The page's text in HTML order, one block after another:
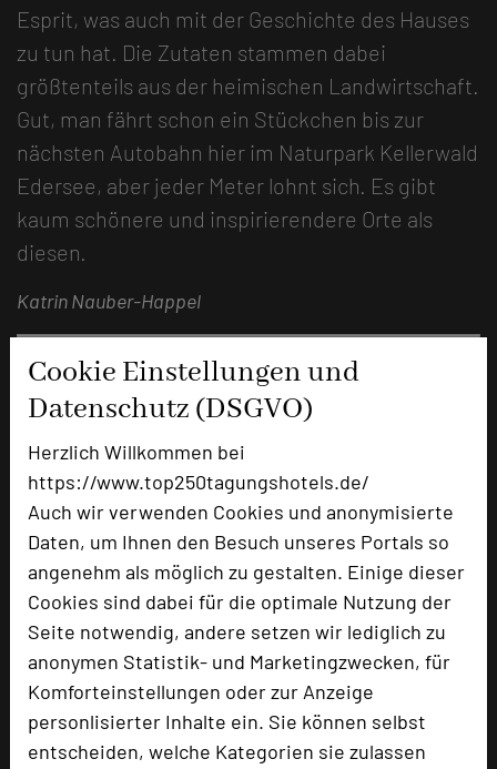
Cookie Einstellungen und
Datenschutz (DSGVO)
Herzlich Willkommen bei
https://www.top250tagungshotels.de/
Auch wir verwenden Cookies und anonymisierte
Daten, um Ihnen den Besuch unseres Portals so
angenehm als möglich zu gestalten. Einige dieser
Cookies sind dabei für die optimale Nutzung der
Seite notwendig, andere setzen wir lediglich zu
anonymen Statistik- und Marketingzwecken, für
Komforteinstellungen oder zur Anzeige
personlisierter Inhalte ein. Sie können selbst
entscheiden, welche Kategorien sie zulassen
Esprit, was auch mit der Geschichte des Hauses
zu tun hat. Die Zutaten stammen dabei
größtenteils aus der heimischen Landwirtschaft.
Gut, man fährt schon ein Stückchen bis zur
nächsten Autobahn hier im Naturpark Kellerwald
Edersee, aber jeder Meter lohnt sich. Es gibt
kaum schönere und inspirierendere Orte als
diesen.
Katrin Nauber-Happel
Landhaus Bärenmühle
Zufahrt über Lengeltalstraße
35110 Ellershausen
phone +49 6455 75904-0
mail Email